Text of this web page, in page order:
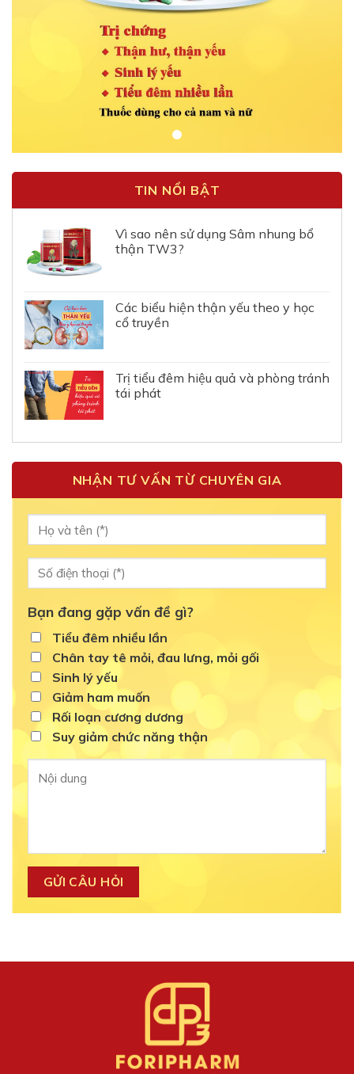
TIN NỔI BẬT
Vì sao nên sử dụng Sâm nhung bổ
thận TW3?
Các biểu hiện thận yếu theo y học
cổ truyền
Trị tiểu đêm hiệu quả và phòng tránh
tái phát
NHẬN TƯ VẤN TỪ CHUYÊN GIA
Bạn đang gặp vấn đề gì?
Tiểu đêm nhiều lần
Chân tay tê mỏi, đau lưng, mỏi gối
Sinh lý yếu
Giảm ham muốn
Rối loạn cương dương
Suy giảm chức năng thận